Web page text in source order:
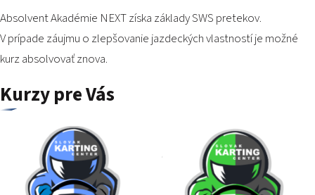
Absolvent Akadémie NEXT získa základy SWS pretekov.
V prípade záujmu o zlepšovanie jazdeckých vlastností je možné
kurz absolvovať znova.
Kurzy pre Vás